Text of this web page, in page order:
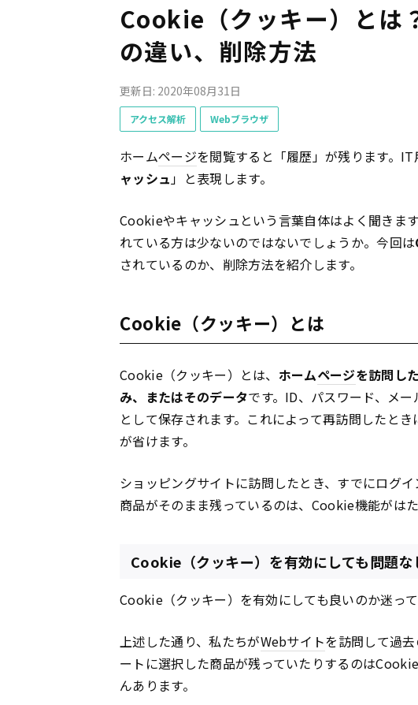
Cookie（クッキー）とは
の違い、削除方法
更新日: 2020年08月31日
アクセス解析 Webブラウザ
ホームページを閲覧すると「履歴」が残ります。IT
ャッシュ」と表現します。
Cookieやキャッシュという言葉自体はよく聞きま
れている方は少ないのではないでしょうか。今回は
されているのか、削除方法を紹介します。
Cookie（クッキー）とは
Cookie（クッキー）とは、 ホームページを訪問し
み、またはそのデータです。ID、パスワード、メ
として保存されます。これによって再訪問したと
が省けます。
ショッピングサイトに訪問したとき、すでにログ
商品がそのまま残っているのは、Cookie機能がはた
Cookie（クッキー）を有効にしても問題
Cookie（クッキー）を有効にしても良いのか迷っ
上述した通り、私たちがWebサイトを訪問して過
ートに選択した商品が残っていたりするのは
んあります。